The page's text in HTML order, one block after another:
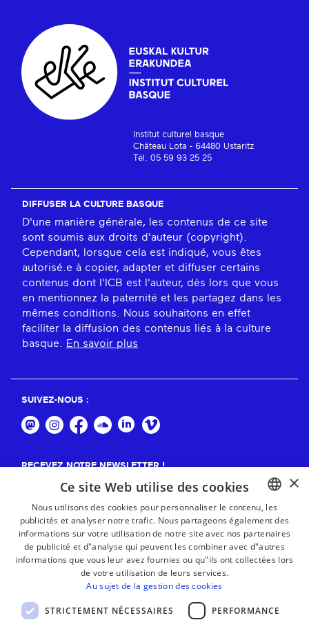
Institut culturel basque
Château Lota - 64480 Ustaritz
Tél. 05 59 93 25 25
DIFFUSER LA CULTURE BASQUE
D'une manière générale, les contenus de ce site
sont soumis aux droits d'auteur (copyright).
Cependant, lorsque cela est indiqué, vous êtes
autorisé.e à copier, adapter et diffuser certains
contenus dont l'ICB est l'auteur, dès lors que vous
en mentionnez la paternité et les partagez dans les
mêmes conditions. Nous souhaitons en effet
faciliter la diffusion des contenus liés à la culture
basque.
En savoir plus
SUIVEZ-NOUS :
RECEVEZ NOTRE NEWSLETTER !
BASQUE
FRENCH
×
Ce site Web utilise des cookies
Nous utilisons des cookies pour personnaliser le contenu, les
publicités et analyser notre trafic. Nous partageons également des
informations sur votre utilisation de notre site avec nos partenaires
de publicité et d"analyse qui peuvent les combiner avec d"autres
informations que vous leur avez fournies ou qu"ils ont collectées lors
de votre utilisation de leurs services.
Au sujet de la gestion des cookies
STRICTEMENT NÉCESSAIRES PERFORMANCE